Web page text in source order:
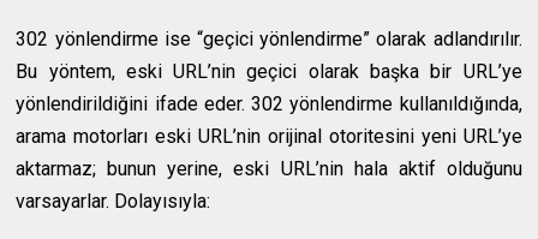
302 yönlendirme ise “geçici yönlendirme” olarak adlandırılır.
Bu yöntem, eski URL’nin geçici olarak başka bir URL’ye
yönlendirildiğini ifade eder. 302 yönlendirme kullanıldığında,
arama motorları eski URL’nin orijinal otoritesini yeni URL’ye
aktarmaz; bunun yerine, eski URL’nin hala aktif olduğunu
varsayarlar. Dolayısıyla: